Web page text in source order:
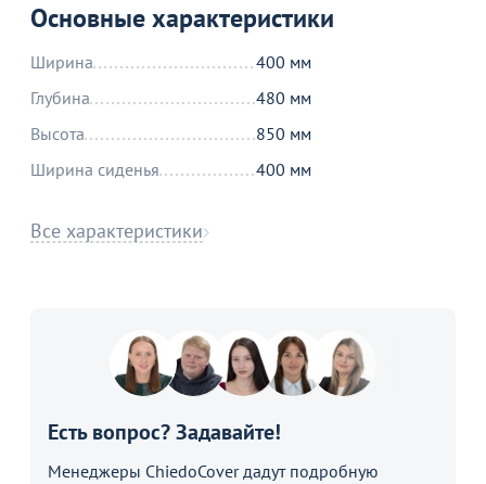
Основные характеристики
Ширина
400 мм
Глубина
480 мм
Высота
850 мм
Ширина сиденья
400 мм
Все характеристики
Есть вопрос? Задавайте!
Менеджеры ChiedoCover дадут подробную